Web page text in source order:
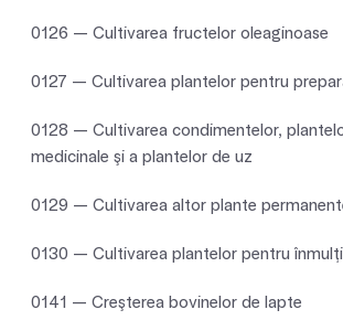
0126 — Cultivarea fructelor oleaginoase
0127 — Cultivarea plantelor pentru
0128 — Cultivarea condimentelor,
medicinale şi a plantelor de uz
0129 — Cultivarea altor plante
0130 — Cultivarea plantelor pentru
0141 — Creşterea bovinelor de lapte